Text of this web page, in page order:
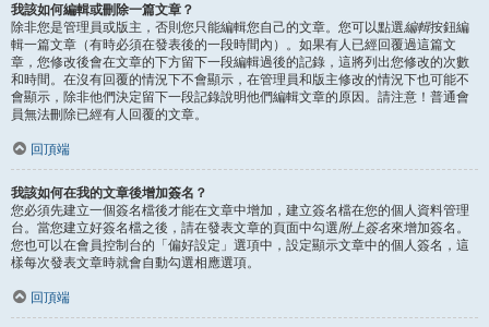
我該如何編輯或刪除一篇文章？
除非您是管理員或版主，否則您只能編輯您自己的文章。您可以點選編輯按鈕編
輯一篇文章（有時必須在發表後的一段時間內）。如果有人已經回覆過這篇文
章，您修改後會在文章的下方留下一段編輯過後的記錄，這將列出您修改的次數
和時間。在沒有回覆的情況下不會顯示，在管理員和版主修改的情況下也可能不
會顯示，除非他們決定留下一段記錄說明他們編輯文章的原因。請注意！普通會
員無法刪除已經有人回覆的文章。
回頂端
我該如何在我的文章後增加簽名？
您必須先建立一個簽名檔後才能在文章中增加，建立簽名檔在您的個人資料管理
台。當您建立好簽名檔之後，請在發表文章的頁面中勾選附上簽名來增加簽名。
您也可以在會員控制台的「偏好設定」選項中，設定顯示文章中的個人簽名，這
樣每次發表文章時就會自動勾選相應選項。
回頂端